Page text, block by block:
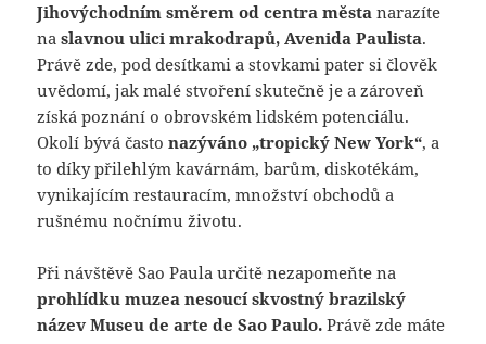
Jihovýchodním směrem od centra města narazíte
naslavnou ulici mrakodrapů, Avenida Paulista.
Právě zde, pod desítkami a stovkami pater si člověk
uvědomí, jak malé stvoření skutečně je a zároveň
získá poznání o obrovském lidském potenciálu.
Okolí bývá častonazýváno „tropický New York“, a
to díky přilehlým kavárnám, barům, diskotékám,
vynikajícím restauracím, množství obchodů a
rušnému nočnímu životu.
Při návštěvě Sao Paula určitě nezapomeňte na
prohlídku muzea nesoucí skvostný brazilský
název Museu de arte de Sao Paulo. Právě zde máte